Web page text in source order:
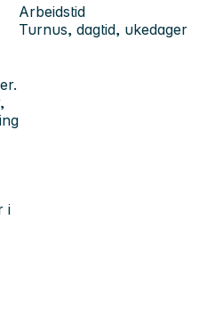
Arbeidstid
Turnus, dagtid, ukedager
i